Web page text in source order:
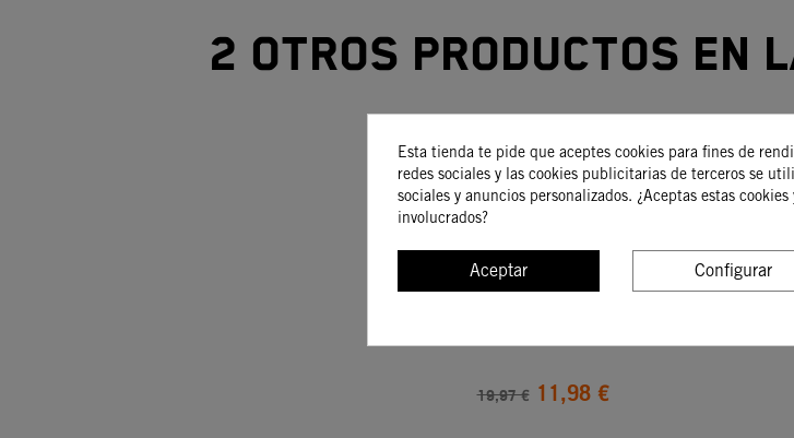
2 otros productos en
-40%
19,97 € 11,98 €
-20%
Esta tienda te pide que aceptes cookies para fines de
redes sociales y las cookies publicitarias de terceros se
sociales y anuncios personalizados. ¿Aceptas estas
involucrados?
Aceptar Configurar